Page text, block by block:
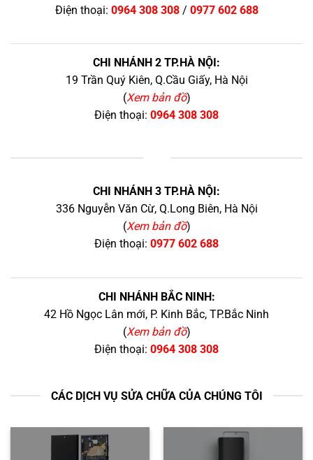
Điện thoại: 0964 308 308/ 0977 602 688
CHI NHÁNH 2 TP.HÀ NỘI:
19 Trần Quý Kiên, Q.Cầu Giấy, Hà Nội
(Xem bản đồ)
Điện thoại: 0964 308 308
CHI NHÁNH 3 TP.HÀ NỘI:
336 Nguyễn Văn Cừ, Q.Long Biên, Hà Nội
(Xem bản đồ)
Điện thoại: 0977 602 688
CHI NHÁNH BẮC NINH:
42 Hồ Ngọc Lân mới, P. Kinh Bắc, TP.Bắc Ninh
(Xem bản đồ)
Điện thoại: 0964 308 308
CÁC DỊCH VỤ SỬA CHỮA CỦA CHÚNG TÔI